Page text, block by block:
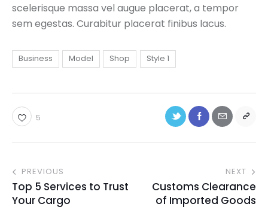
scelerisque massa vel augue placerat, a tempor
sem egestas. Curabitur placerat finibus lacus.
Business Model Shop Style 1
5
PREVIOUS
Top 5 Services to Trust
Your Cargo
NEXT
Customs Clearance
of Imported Goods